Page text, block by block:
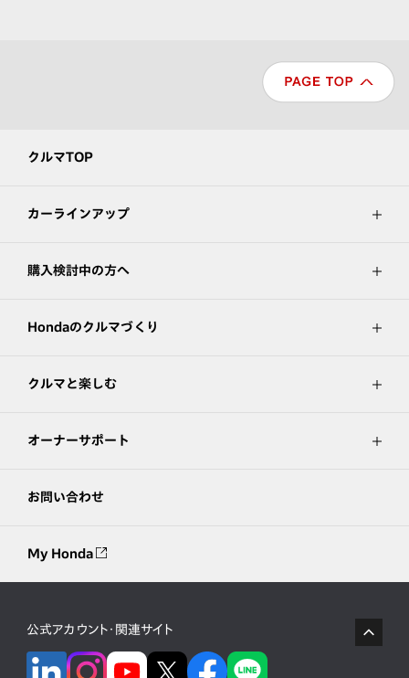
クルマTOP
カーラインアップ
購入検討中の方へ
Hondaのクルマづくり
クルマと楽しむ
オーナーサポート
お問い合わせ
My Honda
公式アカウント・関連サイト